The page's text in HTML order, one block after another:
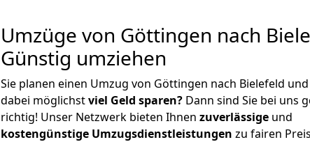
Umzüge von Göttingen nach
Günstig umziehen
Sie planen einen Umzug von Göttingen nach Bielefeld
dabei möglichstviel Geld sparen? Dann sind Sie bei uns
richtig! Unser Netzwerk bieten Ihnen zuverlässige und
kostengünstige Umzugsdienstleistungen zu fairen